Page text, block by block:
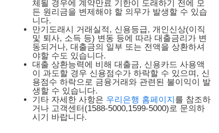
체될 경우에 계약만료 기한이 도래하기 전에 모
든 원리금을 변제해야 할 의무가 발생할 수 있습
니다.
만기도래시 거래실적, 신용등급, 개인신상(이직
및 퇴사, 소득 등) 변동 등에 따라 대출금리가 변
동되거나, 대출금의 일부 또는 전액을 상환하셔
야할 수도 있습니다.
대출 상환능력에 비해 대출금, 신용카드 사용액
이 과도할 경우 신용점수가 하락할 수 있으며, 신
용점수 하락으로 금융거래와 관련된 불이익이 발
생할 수 있습니다.
기타 자세한 사항은 우리은행 홈페이지 를 참조하
거나 고객센터(1588-5000,1599-5000)로 문의하
시기 바랍니다.